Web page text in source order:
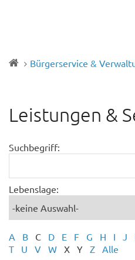
Bürgerservice &
Leistungen &
Suchbegriff:
Lebenslage:
A B C D E F G H I J
T
U V W X Y Z Alle